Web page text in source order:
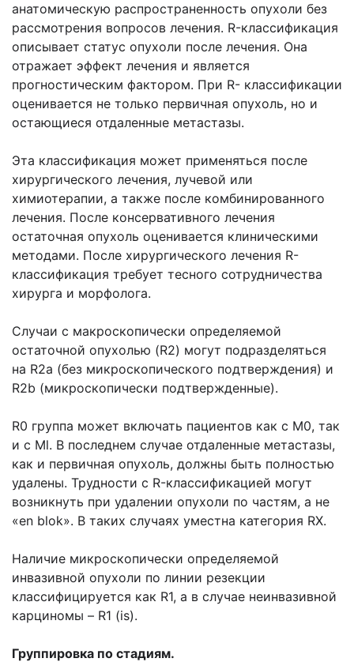
анатомическую распространенность опухоли без
рассмотрения вопросов лечения. R-классификация
описывает статус опухоли после лечения. Она
отражает эффект лечения и является
прогностическим фактором. При R- классификации
оценивается не только первичная опухоль, но и
остающиеся отдаленные метастазы.
Эта классификация может применяться после
хирургического лечения, лучевой или
химиотерапии, а также после комбинированного
лечения. После консервативного лечения
остаточная опухоль оценивается клиническими
методами. После хирургического лечения R-
классификация требует тесного сотрудничества
хирурга и морфолога.
Случаи с макроскопически определяемой
остаточной опухолью (R2) могут подразделяться
на R2a (без микроскопического подтверждения) и
R2b (микроскопически подтвержденные).
R0 группа может включать пациентов как с М0, так
и с Ml. В последнем случае отдаленные метастазы,
как и первичная опухоль, должны быть полностью
удалены. Трудности с R-классификацией могут
возникнуть при удалении опухоли по частям, а не
«en blok». В таких случаях уместна категория RX.
Наличие микроскопически определяемой
инвазивной опухоли по линии резекции
классифицируется как R1, а в случае неинвазивной
карциномы – R1 (is).
Группировка по стадиям.